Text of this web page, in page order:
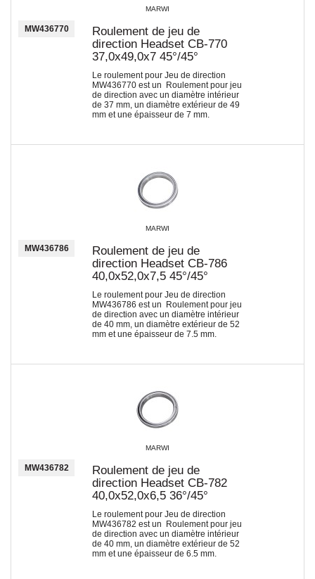
MARWI
MW436770
Roulement de jeu de
direction Headset CB-770
37,0x49,0x7 45°/45°
Le roulement pour Jeu de direction
MW436770 est un Roulement pour jeu
de direction avec un diamètre intérieur
de 37 mm, un diamètre extérieur de 49
mm et une épaisseur de 7 mm.
MARWI
MW436786
Roulement de jeu de
direction Headset CB-786
40,0x52,0x7,5 45°/45°
Le roulement pour Jeu de direction
MW436786 est un Roulement pour jeu
de direction avec un diamètre intérieur
de 40 mm, un diamètre extérieur de 52
mm et une épaisseur de 7.5 mm.
MARWI
MW436782
Roulement de jeu de
direction Headset CB-782
40,0x52,0x6,5 36°/45°
Le roulement pour Jeu de direction
MW436782 est un Roulement pour jeu
de direction avec un diamètre intérieur
de 40 mm, un diamètre extérieur de 52
mm et une épaisseur de 6.5 mm.